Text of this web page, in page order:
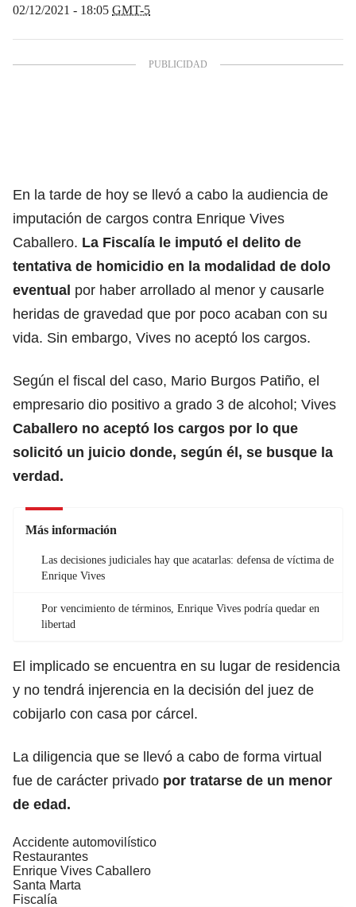
02/12/2021 - 18:05 GMT-5
En la tarde de hoy se llevó a cabo la audiencia de
imputación de cargos contra Enrique Vives
Caballero. La Fiscalía le imputó el delito de
tentativa de homicidio en la modalidad de dolo
eventual por haber arrollado al menor y causarle
heridas de gravedad que por poco acaban con su
vida. Sin embargo, Vives no aceptó los cargos.
Según el fiscal del caso, Mario Burgos Patiño, el
empresario dio positivo a grado 3 de alcohol; Vives
Caballero no aceptó los cargos por lo que
solicitó un juicio donde, según él, se busque la
verdad.
Más información
Las decisiones judiciales hay que acatarlas: defensa de víctima de
Enrique Vives
Por vencimiento de términos, Enrique Vives podría quedar en
libertad
El implicado se encuentra en su lugar de residencia
y no tendrá injerencia en la decisión del juez de
cobijarlo con casa por cárcel.
La diligencia que se llevó a cabo de forma virtual
fue de carácter privado por tratarse de un menor
de edad.
Accidente automovilístico
Restaurantes
Enrique Vives Caballero
Santa Marta
Fiscalía